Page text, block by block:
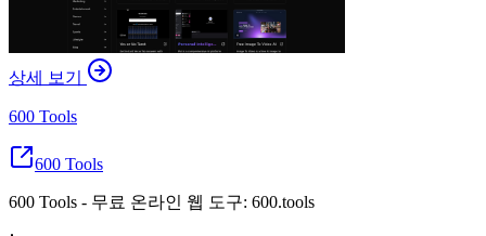
상세 보기
600 Tools
600 Tools
600 Tools - 무료 온라인 웹 도구: 600.tools